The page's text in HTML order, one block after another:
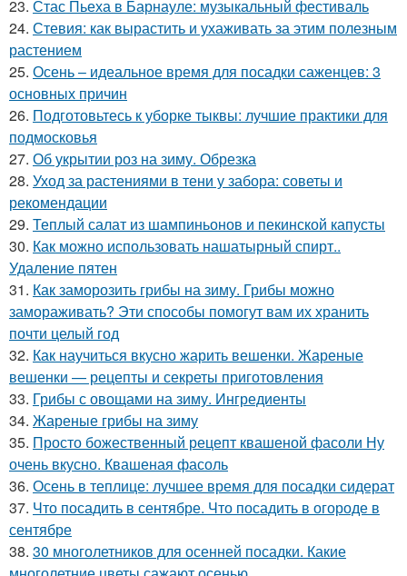
23. Стас Пьеха в Барнауле: музыкальный фестиваль
24. Стевия: как вырастить и ухаживать за этим полезным
растением
25. Осень – идеальное время для посадки саженцев: 3
основных причин
26. Подготовьтесь к уборке тыквы: лучшие практики для
подмосковья
27. Об укрытии роз на зиму. Обрезка
28. Уход за растениями в тени у забора: советы и
рекомендации
29. Теплый салат из шампиньонов и пекинской капусты
30. Как можно использовать нашатырный спирт..
Удаление пятен
31. Как заморозить грибы на зиму. Грибы можно
замораживать? Эти способы помогут вам их хранить
почти целый год
32. Как научиться вкусно жарить вешенки. Жареные
вешенки — рецепты и секреты приготовления
33. Грибы с овощами на зиму. Ингредиенты
34. Жареные грибы на зиму
35. Просто божественный рецепт квашеной фасоли Ну
очень вкусно. Квашеная фасоль
36. Осень в теплице: лучшее время для посадки сидерат
37. Что посадить в сентябре. Что посадить в огороде в
сентябре
38. 30 многолетников для осенней посадки. Какие